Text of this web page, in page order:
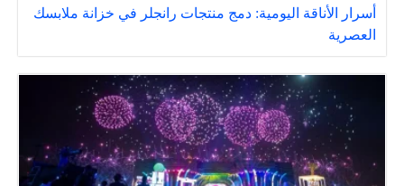
أسرار الأناقة اليومية: دمج منتجات رانجلر في خزانة ملابسك
العصرية